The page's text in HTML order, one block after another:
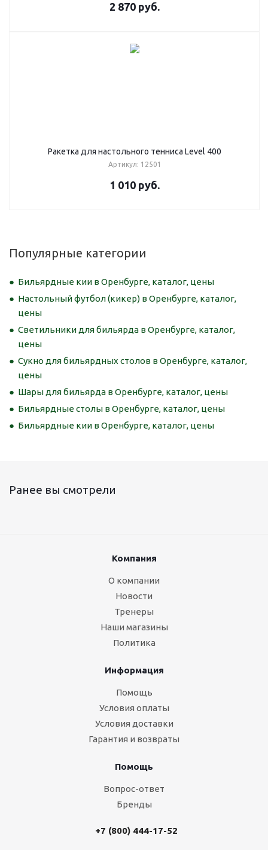
2 870 руб.
Ракетка для настольного тенниса Level 400
Артикул: 12501
1 010 руб.
Популярные категории
Бильярдные кии в Оренбурге, каталог, цены
Настольный футбол (кикер) в Оренбурге, каталог,
цены
Светильники для бильярда в Оренбурге, каталог,
цены
Сукно для бильярдных столов в Оренбурге, каталог,
цены
Шары для бильярда в Оренбурге, каталог, цены
Бильярдные столы в Оренбурге, каталог, цены
Бильярдные кии в Оренбурге, каталог, цены
Ранее вы смотрели
Компания
О компании
Новости
Тренеры
Наши магазины
Политика
Информация
Помощь
Условия оплаты
Условия доставки
Гарантия и возвраты
Помощь
Вопрос-ответ
Бренды
+7 (800) 444-17-52